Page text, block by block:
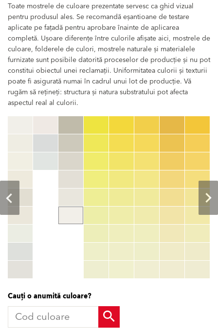
Toate mostrele de culoare prezentate servesc ca ghid vizual
pentru produsul ales. Se recomandă eșantioane de testare
aplicate pe fațadă pentru aprobare înainte de aplicarea
completă. Ușoare diferențe între culorile afișate aici, mostrele de
culoare, folderele de culori, mostrele naturale și materialele
furnizate sunt posibile datorită proceselor de producție și nu pot
constitui obiectul unei reclamații. Uniformitatea culorii și texturii
poate fi asigurată numai în cadrul unui lot de producție. Vă
rugăm să rețineți: structura și natura substratului pot afecta
aspectul real al culorii.
Cod culoare
color_name
HEX:hex_code
TSR:tsr_code
Mai multe informații
Cauți o anumită culoare?